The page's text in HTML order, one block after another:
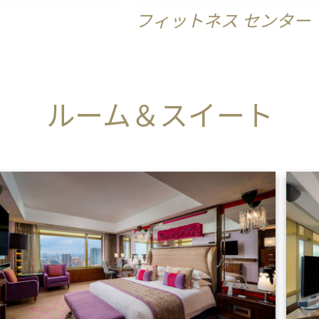
フィットネス センター
ルーム＆スイート